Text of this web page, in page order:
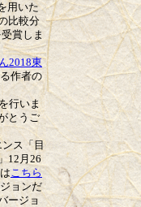
用いた
比較分
賞しま
2018東
作者の
行いま
とうご
ス「目
12月26
こちら
ョンだ
ージョ